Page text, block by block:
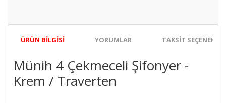
ÜRÜN BILGISI YORUMLAR TAKSIT
Münih 4 Çekmeceli Şifonyer -
Krem / Traverten